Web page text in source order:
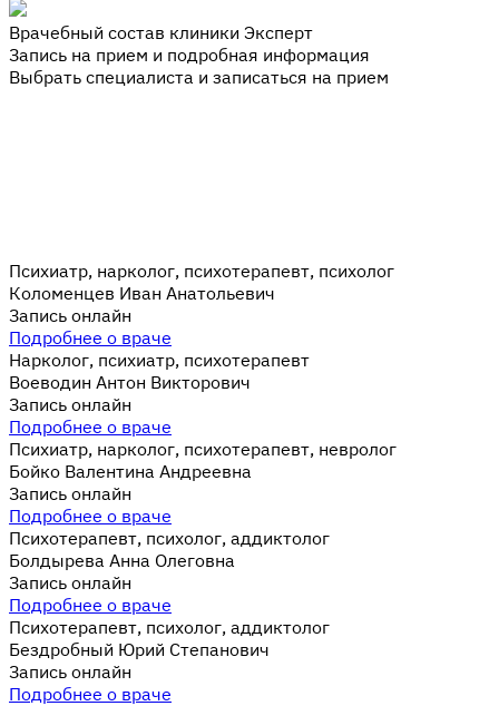
Врачебный состав клиники Эксперт
Запись на прием и подробная информация
Выбрать специалиста и записаться на прием
Психиатр, нарколог, психотерапевт, психолог
Коломенцев Иван Анатольевич
Запись онлайн
Подробнее о враче
Нарколог, психиатр, психотерапевт
Воеводин Антон Викторович
Запись онлайн
Подробнее о враче
Психиатр, нарколог, психотерапевт, невролог
Бойко Валентина Андреевна
Запись онлайн
Подробнее о враче
Психотерапевт, психолог, аддиктолог
Болдырева Анна Олеговна
Запись онлайн
Подробнее о враче
Психотерапевт, психолог, аддиктолог
Бездробный Юрий Степанович
Запись онлайн
Подробнее о враче